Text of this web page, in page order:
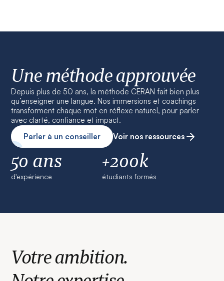
Une méthode approuvée
Depuis plus de 50 ans, la méthode CERAN fait bien plus
qu’enseigner une langue. Nos immersions et coachings
transforment chaque mot en réflexe naturel, pour parler
avec clarté, confiance et impact.
Parler à un conseiller
Voir nos ressources
50 ans
d'expérience
+200k
étudiants formés
Votre ambition.